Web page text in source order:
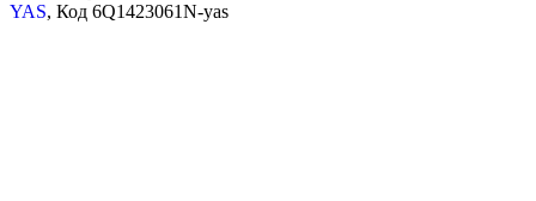
YAS, Код 6Q1423061N-yas